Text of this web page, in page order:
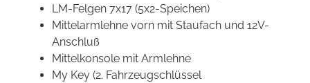
LM-Felgen 7x17 (5x2-Speichen)
Mittelarmlehne vorn mit Staufach und 12V-
Anschluß
Mittelkonsole mit Armlehne
My Key (2. Fahrzeugschlüssel